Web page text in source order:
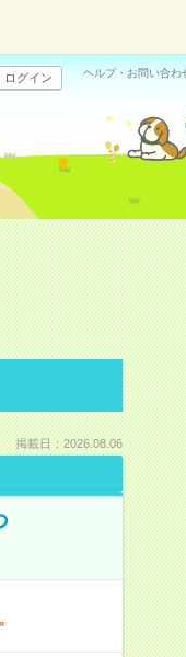
ログイン ヘルプ・お問い合わ
掲載日：2026.08.06